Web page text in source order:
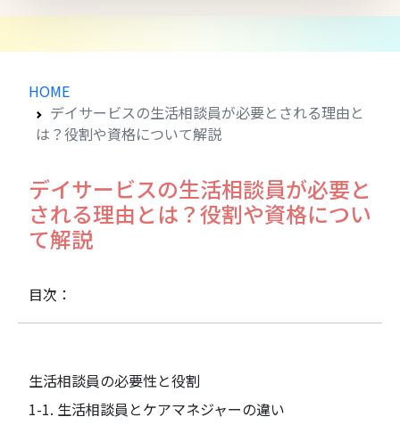
HOME
デイサービスの生活相談員が必要とされる理由と
は？役割や資格について解説
デイサービスの生活相談員が必要と
される理由とは？役割や資格につい
て解説
目次：
生活相談員の必要性と役割
1-1. 生活相談員とケアマネジャーの違い